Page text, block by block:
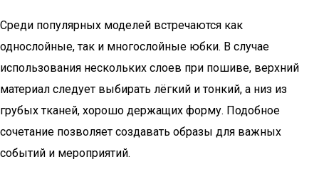
Среди популярных моделей встречаются как
однослойные, так и многослойные юбки. В случае
использования нескольких слоев при пошиве, верхний
материал следует выбирать лёгкий и тонкий, а низ из
грубых тканей, хорошо держащих форму. Подобное
сочетание позволяет создавать образы для важных
событий и мероприятий.